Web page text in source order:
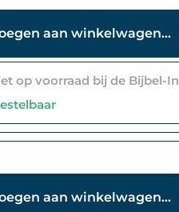
Toevoegen aan winkelwagen
op voorraad bij de Bijbel-In
Toevoegen aan winkelwagen